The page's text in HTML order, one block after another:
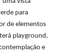
para
de elementos
playground,
e